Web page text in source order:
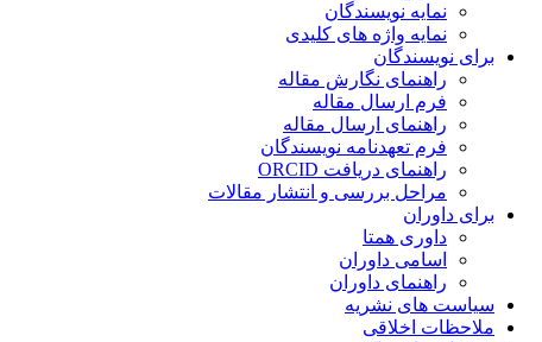
نمایه نویسندگان
نمایه واژه های کلیدی
برای نویسندگان
راهنمای نگارش مقاله
فرم ارسال مقاله
راهنمای ارسال مقاله
فرم تعهدنامه نویسندگان
راهنمای دریافت ORCID
مراحل بررسی و انتشار مقالات
برای داوران
داوری همتا
اسامی داوران
راهنمای داوران
سیاست های نشریه
ملاحظات اخلاقی